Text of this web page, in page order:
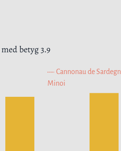
med betyg3.9
Cannonau de
Minoi